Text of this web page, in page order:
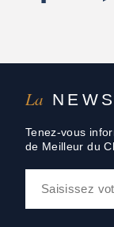
La
Tenez-vous
de Meilleur du